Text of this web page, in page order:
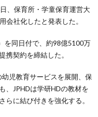
、保育所・学童保育運営大
会社化したと発表した。
を同日付で、約98億5100万
携契約を締結した。
児教育サービスを展開、保
、JPHDは学研HDの教材を
らに結び付きを強化する。